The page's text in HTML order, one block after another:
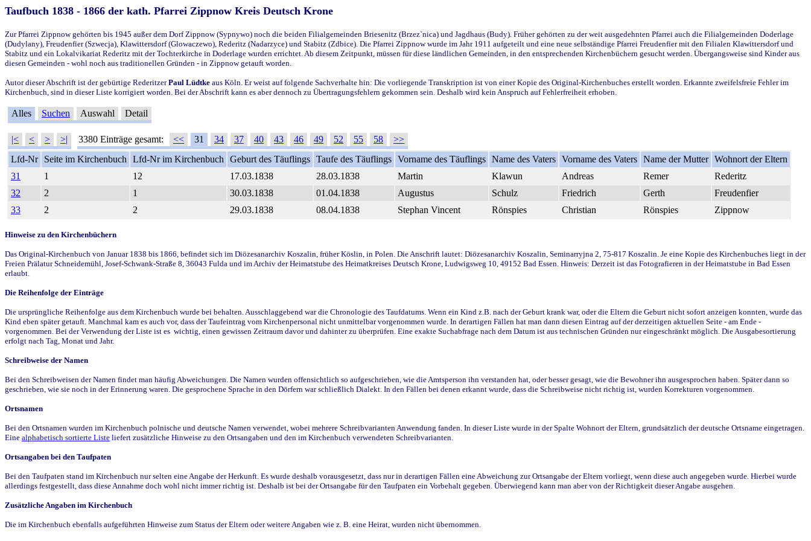
Taufbuch 1838 - 1866 der kath. Pfarrei Zippnow Kreis Deutsch Krone
Zur Pfarrei Zippnow gehörten bis 1945 außer dem Dorf Zippnow (Sypnywo) noch die beiden Filialgemeinden Briesenitz (Brzez`nica) und Jagdhaus (Budy). Früher gehörten zu der weit ausgedehnten Pfarrei auch die Filialgemeinden Doderlage
(Dudylany), Freudenfier (Szwecja), Klawittersdorf (Glowaczewo), Rederitz (Nadarzyce) und Stabitz (Zdbice). Die Pfarrei Zippnow wurde im Jahr 1911 aufgeteilt und eine neue selbständige Pfarrei Freudenfier mit den Filialen Klawittersdorf und
Stabitz und ein Lokalvikariat Rederitz mit der Tochterkirche in Doderlage wurden errichtet. Ab diesem Zeitpunkt, müssen für diese ländlichen Gemeinden, in den entsprechenden Kirchenbüchern gesucht werden. Übergangsweise sind Kinder aus
diesen Gemeinden - wohl noch aus traditionellen Gründen - in Zippnow getauft worden.
Autor dieser Abschrift ist der gebürtige RederitzerPaul Lüdtke aus Köln. Er weist auf folgende Sachverhalte hin: Die vorliegende Transkription ist von einer Kopie des Original-Kirchenbuches erstellt worden. Erkannte zweifelsfreie Fehler im
Kirchenbuch, sind in dieser Liste korrigiert worden. Bei der Abschrift kann es aber dennoch zu Übertragungsfehlern gekommen sein. Deshalb wird kein Anspruch auf Fehlerfreiheit erhoben.
Alles Suchen Auswahl Detail
|< < > >| 3380 Einträge gesamt: << 31 34 37 40 43 46 49 52 55 58
>>
Lfd-Nr
Seite im Kirchenbuch Lfd-Nr im Kirchenbuch Geburt des Täuflings Taufe des Täuflings Vorname des Täuflings Name des Vaters Vorname des Vaters Name der Mutter Wohnort der Eltern
31
1 12 17.03.1838 28.03.1838 Martin Klawun Andreas Remer
Rederitz
32
2 1 30.03.1838 01.04.1838 Augustus Schulz Friedrich Gerth
Freudenfier
33
2 2 29.03.1838 08.04.1838 Stephan Vincent Rönspies Christian Rönspies Zippnow
Hinweise zu den Kirchenbüchern
Das Original-Kirchenbuch von Januar 1838 bis 1866, befindet sich im Diözesanarchiv Koszalin, früher Köslin, in Polen. Die Anschrift lautet: Diözesanarchiv Koszalin, Seminarryjna 2, 75-817 Koszalin. Je eine Kopie des Kirchenbuches liegt in der
Freien Prälatur Schneidemühl, Josef-Schwank-Straße 8, 36043 Fulda und im Archiv der Heimatstube des Heimatkreises Deutsch Krone, Ludwigsweg 10, 49152 Bad Essen. Hinweis: Derzeit ist das Fotografieren in der Heimatstube in Bad Essen
erlaubt.
Die Reihenfolge der Einträge
Die ursprüngliche Reihenfolge aus dem Kirchenbuch wurde bei behalten. Ausschlaggebend war die Chronologie des Taufdatums. Wenn ein Kind z.B. nach der Geburt krank war, oder die Eltern die Geburt nicht sofort anzeigen konnten, wurde das
Kind eben später getauft. Manchmal kam es auch vor, dass der Taufeintrag vom Kirchenpersonal nicht unmittelbar vorgenommen wurde. In derartigen Fällen hat man dann diesen Eintrag auf der derzeitigen aktuellen Seite - am Ende -
vorgenommen. Bei der Verwendung der Liste ist es wichtig, einen gewissen Zeitraum davor und dahinter zu überprüfen. Eine exakte Suchabfrage nach dem Datum ist aus technischen Gründen nur eingeschränkt möglich. Die Ausgabesortierung
erfolgt nach Tag, Monat und Jahr.
Schreibweise der Namen
Bei den Schreibweisen der Namen findet man häufig Abweichungen. Die Namen wurden offensichtlich so aufgeschrieben, wie die Amtsperson ihn verstanden hat, oder besser gesagt, wie die Bewohner ihn ausgesprochen haben. Später dann so
geschrieben, wie sie noch in der Erinnerung waren. Die gesprochene Sprache in den Dörfern war schließlich Dialekt. In den Fällen bei denen erkannt wurde, dass die Schreibweise nicht richtig ist, wurden Korrekturen vorgenommen.
Ortsnamen
Bei den Ortsnamen wurden im Kirchenbuch polnische und deutsche Namen verwendet, wobei mehrere Schreibvarianten Anwendung fanden. In dieser Liste wurde in der Spalte Wohnort der Eltern, grundsätzlich der deutsche Ortsname eingetragen.
Eine alphabetisch sortierte Liste liefert zusätzliche Hinweise zu den Ortsangaben und den im Kirchenbuch verwendeten Schreibvarianten.
Ortsangaben bei den Taufpaten
Bei den Taufpaten stand im Kirchenbuch nur selten eine Angabe der Herkunft. Es wurde deshalb vorausgesetzt, dass nur in derartigen Fällen eine Abweichung zur Ortsangabe der Eltern vorliegt, wenn diese auch angegeben wurde. Hierbei wurde
allerdings festgestellt, dass diese Annahme doch wohl nicht immer richtig ist. Deshalb ist bei der Ortsangabe für den Taufpaten ein Vorbehalt gegeben. Überwiegend kann man aber von der Richtigkeit dieser Angabe ausgehen.
Zusätzliche Angaben im Kirchenbuch
Die im Kirchenbuch ebenfalls aufgeführten Hinweise zum Status der Eltern oder weitere Angaben wie z. B. eine Heirat, wurden nicht übernommen.